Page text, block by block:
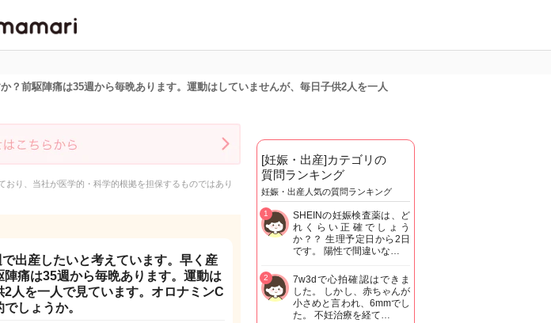
報サイト
前駆陣痛は35週から毎晩あります。運動はしていませんが、毎日子供2人を一人
り、当社が医学的・科学的根拠を担保するものではあり
出産したいと考えています。早く産
痛は35週から毎晩あります。運動は
2人を一人で見ています。オロナミンC
しょうか。
[妊娠・出産]カテゴリの
質問ランキング
妊娠・出産人気の質問ランキング
SHEINの妊娠検査薬は、ど
れくらい正確でしょう
か？？ 生理予定日から2日
です。 陽性で間違いな…
1
7w3dで心拍確認はできま
した。 しかし、赤ちゃんが
小さめと言われ、6mmでし
た。 不妊治療を経て…
2